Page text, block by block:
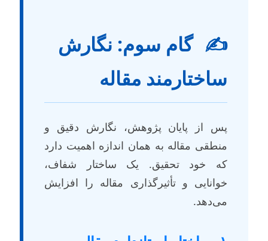
گام سوم: نگارش
مقاله
از پایان پژوهش، نگارش دقیق و
مقاله به همان اندازه اهمیت دارد
خود تحقیق. یک ساختار شفاف،
و تأثیرگذاری مقاله را افزایش